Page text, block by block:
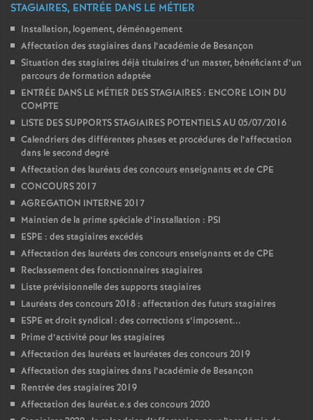
e
g
r
é
O
r
l
a
n
s
STAGIAIRES, ENTRÉE DANS LE MÉTIER
Installation, logement, déménagement
Affectation des stagiaires dans l’académie de Besançon
Situation des stagiaires déjà titulaires d’un master, bénéficiant d’un
parcours de formation adaptée
ENTRÉE DANS LE MÉTIER DES STAGIAIRES : ENCORE LOIN DU
COMPTE
LISTE DES SUPPORTS STAGIAIRES POTENTIELS AU 05/07/2016
Calendriers des différentes phases et procédures de l’affectation
dans le second degré
Affectation des lauréats des concours enseignants et de CPE
CONCOURS 2017
AGREGATION INTERNE 2017
Maintien de la prime spéciale d’installation : PSI
ESPE : des stagiaires excédés
Affectation des lauréats des concours enseignants et de CPE
Reclassement des fonctionnaires stagiaires
Liste prévisionnelle des supports stagiaires
Lauréats des concours 2018 : affectation des futurs stagiaires
ESPE et droit syndical : des corrections s’imposent...
Prime d’activité pour les stagiaires
Affectation des lauréats et lauréates des concours 2019
Affectation des stagiaires dans l’académie de Besançon
Rentrée des stagiaires 2019
Affectation des lauréat.e.s des concours 2020